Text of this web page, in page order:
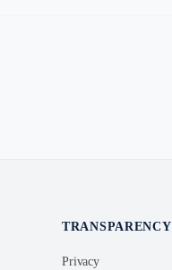
TRANSPARENCY
Privacy